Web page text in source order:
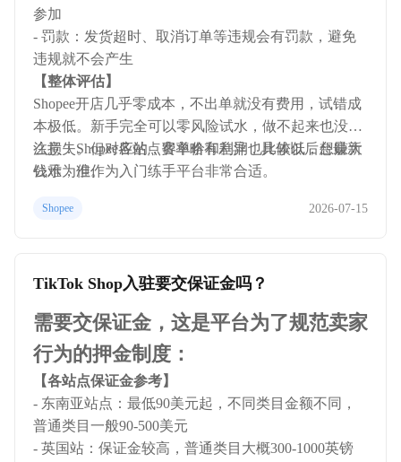
参加
- 罚款：发货超时、取消订单等违规会有罚款，避免
违规就不会产生
【整体评估】
Shopee开店几乎零成本，不出单就没有费用，试错成
本极低。新手完全可以零风险试水，做不起来也没什
么损失。但对应的，客单价和利润也比较低，想赚大
钱难，但作为入门练手平台非常合适。
注意：Shopee各站点费率略有差异，具体以后台最新
公示为准。
Shopee 2026-07-15
TikTok Shop入驻要交保证金吗？
需要交保证金，这是平台为了规范卖家
行为的押金制度：
【各站点保证金参考】
- 东南亚站点：最低90美元起，不同类目金额不同，
普通类目一般90-500美元
- 英国站：保证金较高，普通类目大概300-1000英镑